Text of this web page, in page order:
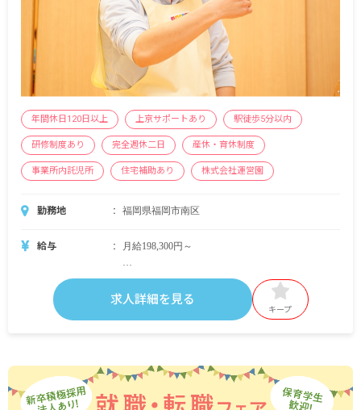
年間休日120日以上 上京サポートあり 駅徒歩5分以内
研修制度あり 完全週休二日 産休・育休制度
事業所内託児所 住宅補助あり 株式会社運営園
勤務地 福岡県福岡市南区
給与 月給198,300円～
＜別途支給手当＞
■交通費支給 月上限50,000円
■昇給（年1回）
■賞与年3回（6月／12月／3月）2024年実績：全国
平均 1,095,625円
求人詳細を見る
キープ